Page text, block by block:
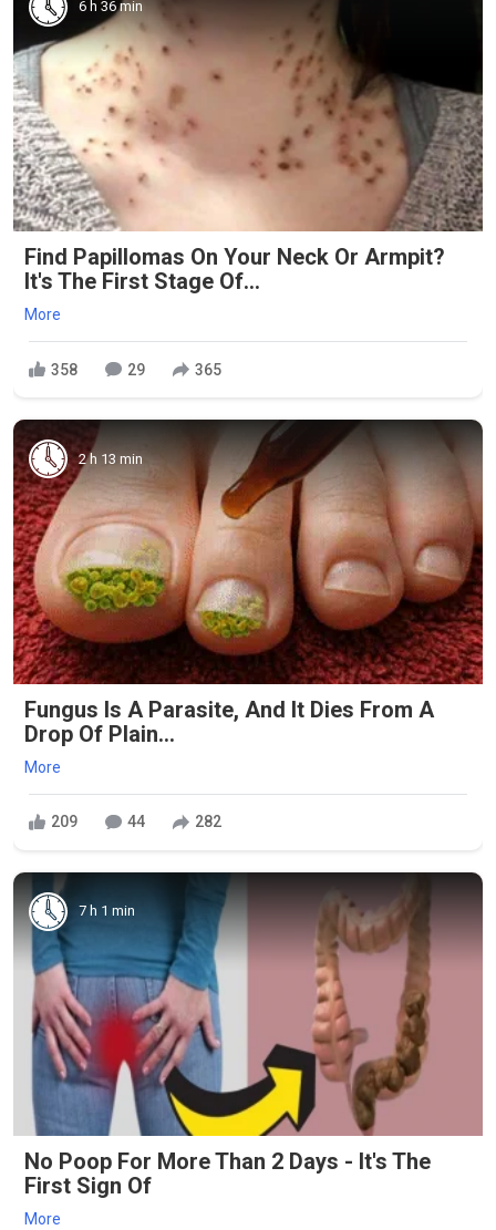
6 h 36 min
Find Papillomas On Your Neck Or Armpit?
It's The First Stage Of...
More
358 29 365
2 h 13 min
Fungus Is A Parasite, And It Dies From A
Drop Of Plain...
More
209 44 282
7 h 1 min
No Poop For More Than 2 Days - It's The
First Sign Of
More